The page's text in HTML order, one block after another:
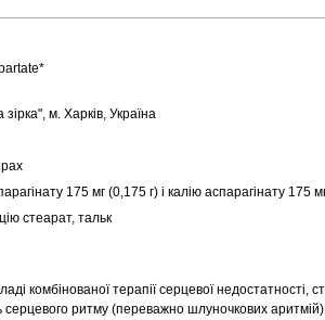
м. Харків, Україна
175 мг (0,175 г) і калію аспарагінату 175
стеарат, тальк
комбінованої терапії серцевої недостатності,
серцевого ритму (переважно шлуночкових